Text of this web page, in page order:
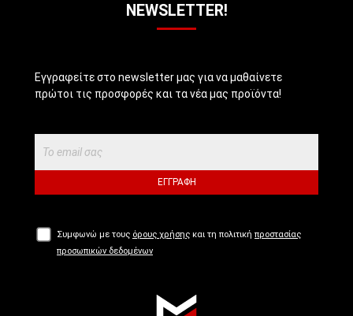
NEWSLETTER!
Εγγραφείτε στο newsletter μας για να μαθαίνετε
πρώτοι τις προσφορές και τα νέα μας προϊόντα!
ΕΓΓΡΑΦΉ
Συμφωνώ με τους όρους χρήσης και τη πολιτική προστασίας
προσωπικών δεδομένων